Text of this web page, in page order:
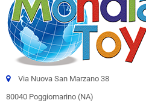
Via Nuova San Marzano 38
80040 Poggiomarino (NA)